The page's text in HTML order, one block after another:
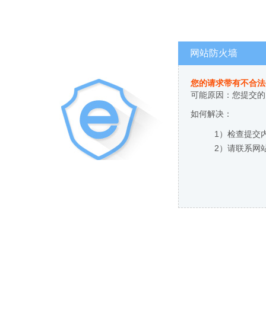
网站防火墙
您的请求带有不合
可能原因：您提交
如何解决：
1）检查提交
2）请联系网